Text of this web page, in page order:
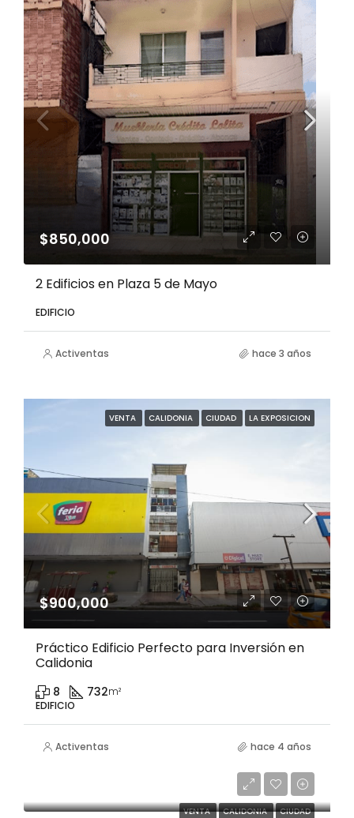
$850,000
2 Edificios en Plaza 5 de Mayo
EDIFICIO
Activentas hace 3 años
VENTA CALIDONIA CIUDAD LA EXPOSICION
$900,000
Práctico Edificio Perfecto para Inversión en
Calidonia
8 732m²
EDIFICIO
Activentas hace 4 años
VENTA CALIDONIA CIUDAD